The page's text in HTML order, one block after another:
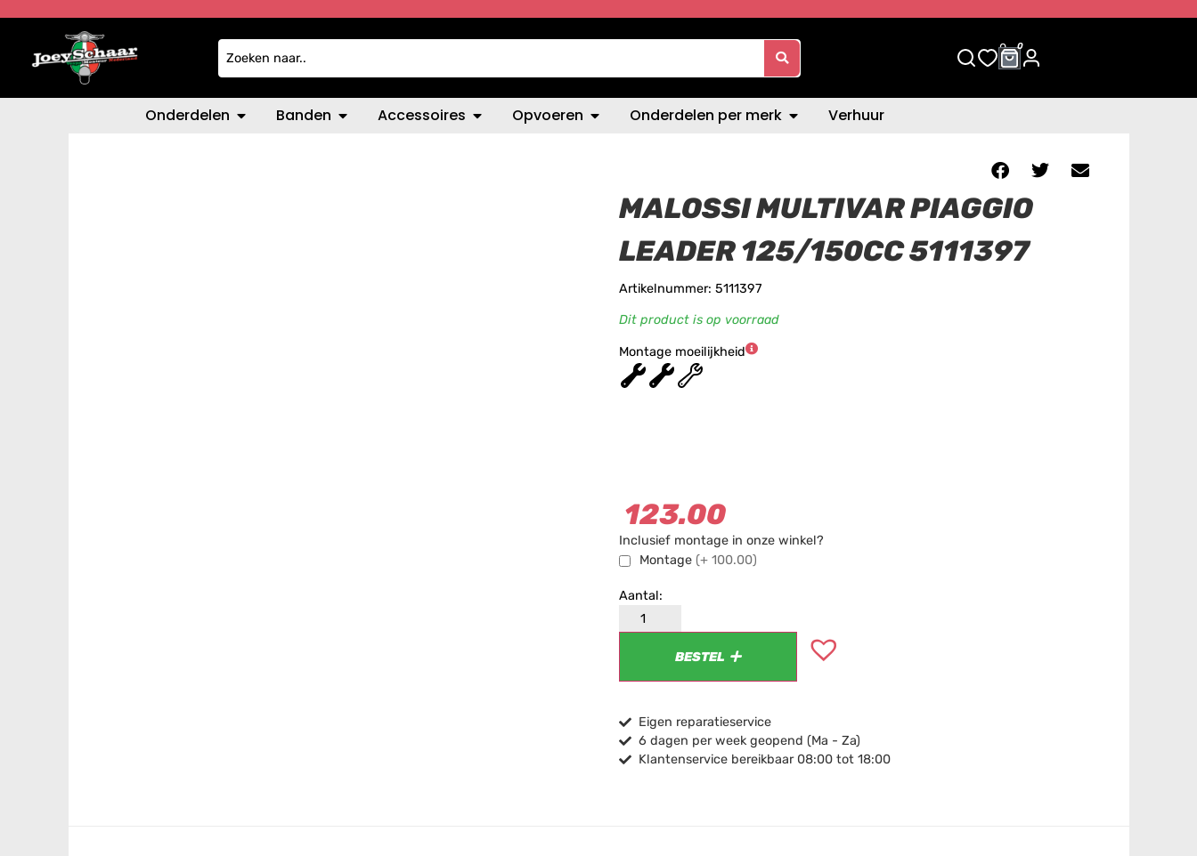
0 0
Onderdelen Banden Accessoires Opvoeren Onderdelen per merk Verhuur
MALOSSI MULTIVAR PIAGGIO
LEADER 125/150CC 5111397
Artikelnummer: 5111397
Dit product is op voorraad
Montage moeilijkheid
★★★
123.00
Inclusief montage in onze winkel?
Montage (+ 100.00)
BESTEL
Eigen reparatieservice
6 dagen per week geopend (Ma - Za)
Klantenservice bereikbaar 08:00 tot 18:00